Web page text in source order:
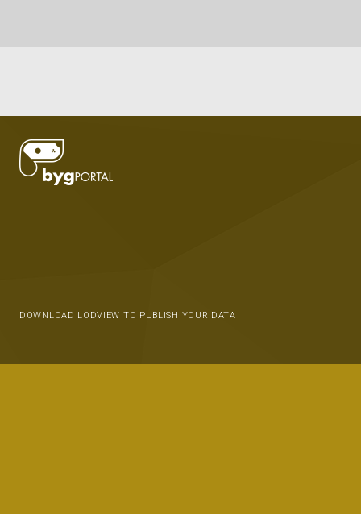
DOWNLOAD LODVIEW TO PUBLISH YOUR DATA